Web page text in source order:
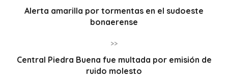
Alerta amarilla por tormentas en el sudoeste
bonaerense
>>
Central Piedra Buena fue multada por emisión de
ruido molesto